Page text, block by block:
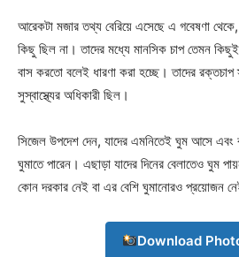
আরেকটা মজার তথ্য বেরিয়ে এসেছে এ গবেষণা
কিছু ছিল না। তাদের মধ্যে মানসিক চাপ তেমন কিছুই
বাস করতো বলেই ধারণা করা হচ্ছে। তাদের রক্তচাপ
সুস্বাস্থ্যের অধিকারী ছিল।
সিজেল উপদেশ দেন, যাদের এমনিতেই ঘুম আসে এবং
ঘুমাতে পারেন। এছাড়া যাদের দিনের বেলাতেও ঘুম
কোন দরকার নেই বা এর বেশি ঘুমানোরও প্রয়োজন
Download